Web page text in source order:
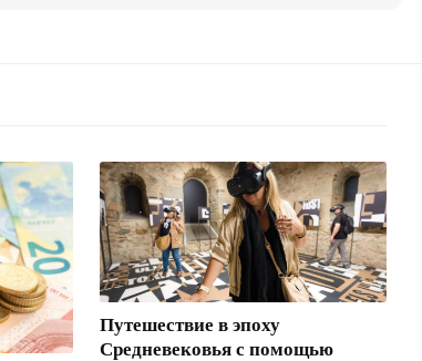
Путешествие в эпоху
Средневековья с помощью